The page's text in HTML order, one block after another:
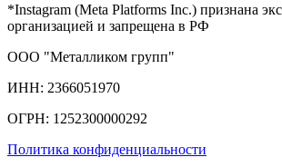
*Instagram (Meta Platforms Inc.) признана
организацией и запрещена в РФ
ООО "Металликом групп"
ИНН: 2366051970
ОГРН: 1252300000292
Политика конфиденциальности